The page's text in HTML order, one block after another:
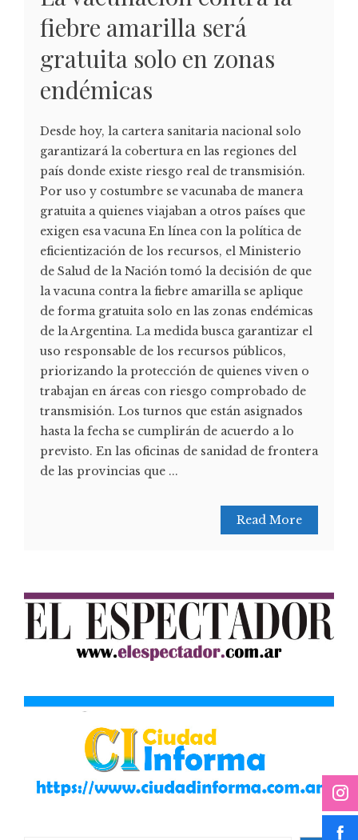
fiebre amarilla será
gratuita solo en zonas
endémicas
Desde hoy, la cartera sanitaria nacional solo
garantizará la cobertura en las regiones del
país donde existe riesgo real de transmisión.
Por uso y costumbre se vacunaba de manera
gratuita a quienes viajaban a otros países que
exigen esa vacuna En línea con la política de
eficientización de los recursos, el Ministerio
de Salud de la Nación tomó la decisión de que
la vacuna contra la fiebre amarilla se aplique
de forma gratuita solo en las zonas endémicas
de la Argentina. La medida busca garantizar el
uso responsable de los recursos públicos,
priorizando la protección de quienes viven o
trabajan en áreas con riesgo comprobado de
transmisión. Los turnos que están asignados
hasta la fecha se cumplirán de acuerdo a lo
previsto. En las oficinas de sanidad de frontera
de las provincias que ...
Read More